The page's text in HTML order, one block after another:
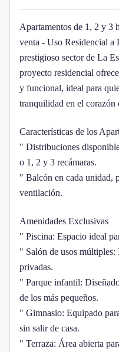
Apartamentos de 1, 2 y 3
venta - Uso Residencial
prestigioso sector de La
proyecto residencial
y funcional, ideal para
tranquilidad en el corazón
Características de los
" Distribuciones
o 1, 2 y 3 recámaras.
" Balcón en cada unidad,
ventilación.
Amenidades Exclusivas
" Piscina: Espacio ideal
" Salón de usos múltiples:
privadas.
" Parque infantil:
de los más pequeños.
" Gimnasio: Equipado
sin salir de casa.
" Terraza: Área abierta